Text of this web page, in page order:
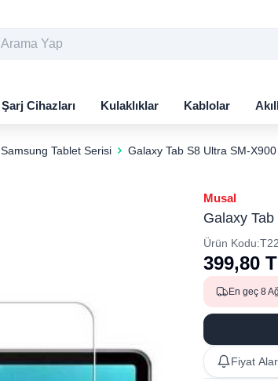
Şarj Cihazları Kulaklıklar Kablolar
Samsung Tablet Serisi Galaxy Tab S8 Ultra SM-X900
Musal
Galaxy
Ürün Kodu:
399,80
En geç 8
Fiyat